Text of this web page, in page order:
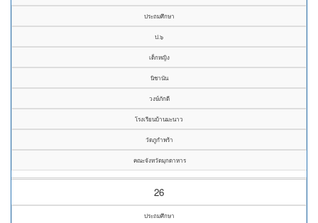
ประถมศึกษา
ป.๖
เด็กหญิง
นิชานัน
วงษ์ภักดี
โรงเรียนบ้านมะนาว
วัดภูกำพร้า
คณะจังหวัดมุกดาหาร
26
ประถมศึกษา